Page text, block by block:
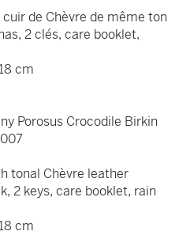
de Chèvre de même ton
2 clés, care booklet,
cm
Porosus Crocodile Birkin
tonal Chèvre leather
2 keys, care booklet, rain
cm